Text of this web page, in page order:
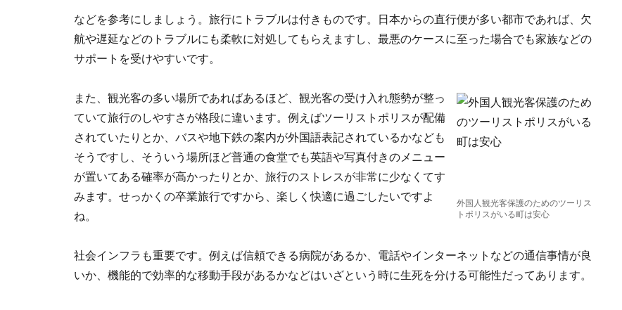
などを参考にしましょう。旅行にトラブルは付きものです。日本からの直行便が多い都市であれば、欠
航や遅延などのトラブルにも柔軟に対処してもらえますし、最悪のケースに至った場合でも家族などの
サポートを受けやすいです。
外国人観光客保護のためのツーリス
トポリスがいる町は安心
また、観光客の多い場所であればあるほど、観光客の受け入れ態勢が整っ
ていて旅行のしやすさが格段に違います。例えばツーリストポリスが配備
されていたりとか、バスや地下鉄の案内が外国語表記されているかなども
そうですし、そういう場所ほど普通の食堂でも英語や写真付きのメニュー
が置いてある確率が高かったりとか、旅行のストレスが非常に少なくてす
みます。せっかくの卒業旅行ですから、楽しく快適に過ごしたいですよ
ね。
社会インフラも重要です。例えば信頼できる病院があるか、電話やインターネットなどの通信事情が良
いか、機能的で効率的な移動手段があるかなどはいざという時に生死を分ける可能性だってあります。